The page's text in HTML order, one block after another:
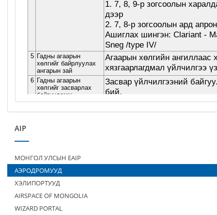
AIP
МОНГОЛ УЛСЫН EAIP
АЭРОДРОМУУД
ХЭЛИПОРТУУД
AIRSPACE OF MONGOLIA
WIZARD PORTAL